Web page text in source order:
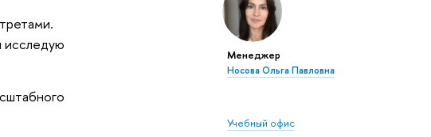
Менеджер
Носова Ольга Павловна
Учебный офис
исследую